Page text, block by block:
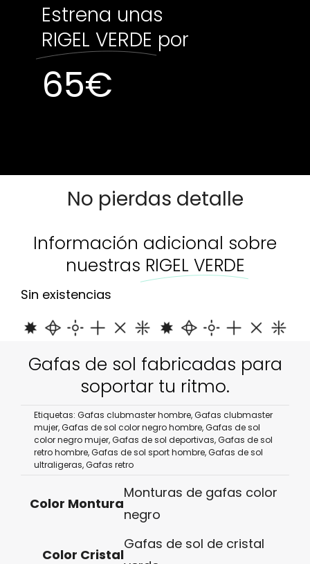
Estrena unas
RIGEL VERDE por
65€
No pierdas detalle
Información adicional sobre
nuestras RIGEL VERDE
Sin existencias
Gafas de sol fabricadas para
soportar tu ritmo.
Etiquetas:Gafas clubmaster hombre,Gafas clubmaster
mujer,Gafas de sol color negro hombre,Gafas de sol
color negro mujer,Gafas de sol deportivas,Gafas de sol
retro hombre,Gafas de sol sport hombre,Gafas de sol
ultraligeras,Gafas retro
Color Montura
Monturas de gafas color
negro
Color Cristal
Gafas de sol de cristal